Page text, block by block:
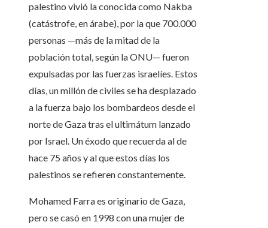
palestino vivió la conocida como Nakba
(catástrofe, en árabe), por la que 700.000
personas —más de la mitad de la
población total, según la ONU— fueron
expulsadas por las fuerzas israelíes. Estos
días, un millón de civiles se ha desplazado
a la fuerza bajo los bombardeos desde el
norte de Gaza tras el ultimátum lanzado
por Israel. Un éxodo que recuerda al de
hace 75 años y al que estos días los
palestinos se refieren constantemente.
Mohamed Farra es originario de Gaza,
pero se casó en 1998 con una mujer de